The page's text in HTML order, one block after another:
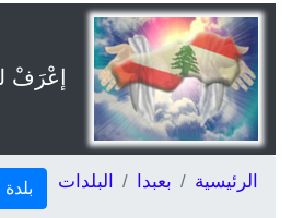
إعْرَفْ
الرئيسية بعبدا البلدات